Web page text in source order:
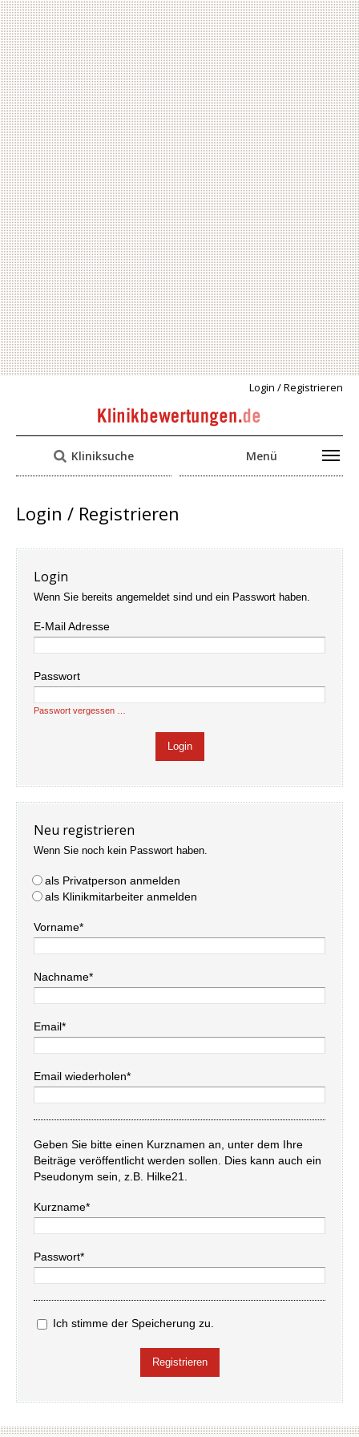
Login / Registrieren
Kliniksuche Menü
Login / Registrieren
Login
Wenn Sie bereits angemeldet sind und ein Passwort haben.
E-Mail Adresse
Passwort
Passwort vergessen …
Neu registrieren
Wenn Sie noch kein Passwort haben.
als Privatperson anmelden
als Klinikmitarbeiter anmelden
Vorname*
Nachname*
Email*
Email wiederholen*
Geben Sie bitte einen Kurznamen an, unter dem Ihre
Beiträge veröffentlicht werden sollen. Dies kann auch ein
Pseudonym sein, z.B. Hilke21.
Kurzname*
Passwort*
Ich stimme der Speicherung zu.